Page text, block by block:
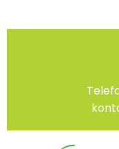
Skip